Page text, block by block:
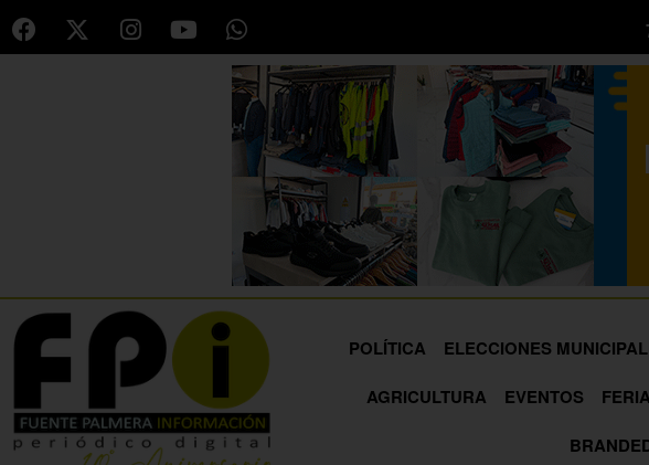
POLÍTICA ELECCIONES
AGRICULTURA
EVENTOS